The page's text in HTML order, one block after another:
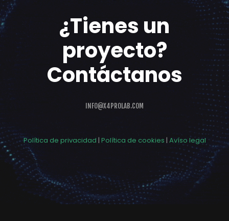
¿Tienes un
proyecto?
Contáctanos
INFO@X4PROLAB.COM
Política de privacidad | Política de cookies | Avíso legal